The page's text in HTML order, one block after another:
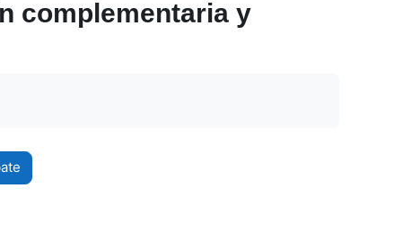
complementaria y